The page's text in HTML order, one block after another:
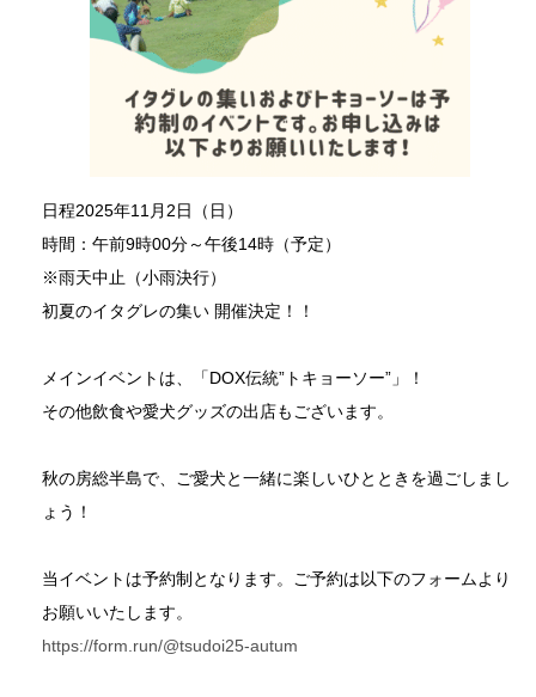
日程2025年11月2日（日）
時間：午前9時00分～午後14時（予定）
※雨天中止（小雨決行）
初夏のイタグレの集い 開催決定！！
メインイベントは、「DOX伝統”トキョーソー”」！
その他飲食や愛犬グッズの出店もございます。
秋の房総半島で、ご愛犬と一緒に楽しいひとときを過ごしまし
ょう！
当イベントは予約制となります。ご予約は以下のフォームより
お願いいたします。
https://form.run/@tsudoi25-autum